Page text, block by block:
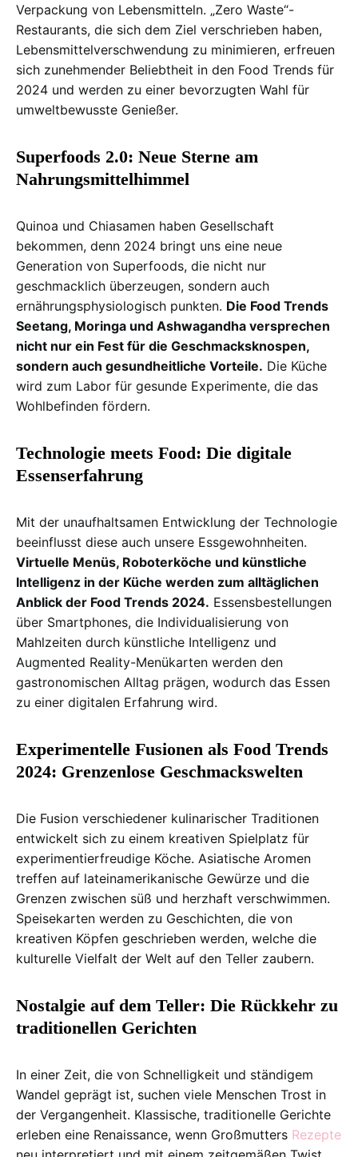
Verpackung von Lebensmitteln. „Zero Waste“-
Restaurants, die sich dem Ziel verschrieben haben,
Lebensmittelverschwendung zu minimieren, erfreuen
sich zunehmender Beliebtheit in den Food Trends für
2024 und werden zu einer bevorzugten Wahl für
umweltbewusste Genießer.
Superfoods 2.0: Neue Sterne am
Nahrungsmittelhimmel
Quinoa und Chiasamen haben Gesellschaft
bekommen, denn 2024 bringt uns eine neue
Generation von Superfoods, die nicht nur
geschmacklich überzeugen, sondern auch
ernährungsphysiologisch punkten. Die Food Trends
Seetang, Moringa und Ashwagandha versprechen
nicht nur ein Fest für die Geschmacksknospen,
sondern auch gesundheitliche Vorteile. Die Küche
wird zum Labor für gesunde Experimente, die das
Wohlbefinden fördern.
Technologie meets Food: Die digitale
Essenserfahrung
Mit der unaufhaltsamen Entwicklung der Technologie
beeinflusst diese auch unsere Essgewohnheiten.
Virtuelle Menüs, Roboterköche und künstliche
Intelligenz in der Küche werden zum alltäglichen
Anblick der Food Trends 2024. Essensbestellungen
über Smartphones, die Individualisierung von
Mahlzeiten durch künstliche Intelligenz und
Augmented Reality-Menükarten werden den
gastronomischen Alltag prägen, wodurch das Essen
zu einer digitalen Erfahrung wird.
Experimentelle Fusionen als Food Trends
2024: Grenzenlose Geschmackswelten
Die Fusion verschiedener kulinarischer Traditionen
entwickelt sich zu einem kreativen Spielplatz für
experimentierfreudige Köche. Asiatische Aromen
treffen auf lateinamerikanische Gewürze und die
Grenzen zwischen süß und herzhaft verschwimmen.
Speisekarten werden zu Geschichten, die von
kreativen Köpfen geschrieben werden, welche die
kulturelle Vielfalt der Welt auf den Teller zaubern.
Nostalgie auf dem Teller: Die Rückkehr zu
traditionellen Gerichten
In einer Zeit, die von Schnelligkeit und ständigem
Wandel geprägt ist, suchen viele Menschen Trost in
der Vergangenheit. Klassische, traditionelle Gerichte
erleben eine Renaissance, wenn Großmutters Rezepte